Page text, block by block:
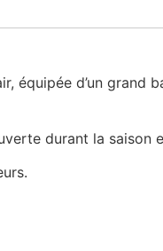
d’un grand
durant la saison